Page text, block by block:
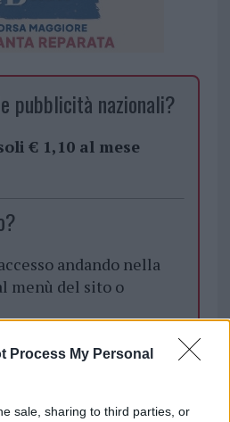
Process My Personal
sale, sharing to third parties, or
pubblicità nazionali?
€ 1,10 al mese
andando nella
menù del sito o
Teodoro